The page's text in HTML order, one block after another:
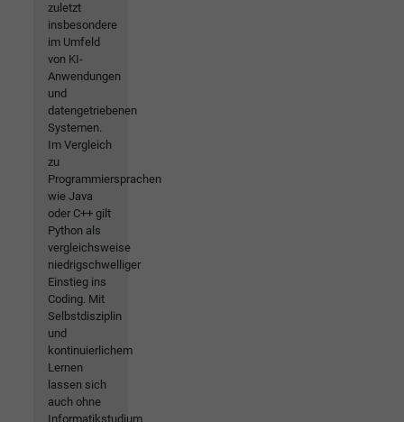
zuletzt
insbesondere
im Umfeld
von KI-
Anwendungen
und
datengetriebenen
Systemen.
Im Vergleich
zu
Programmiersprachen
wie Java
oder C++ gilt
Python als
vergleichsweise
niedrigschwelliger
Einstieg ins
Coding. Mit
Selbstdisziplin
und
kontinuierlichem
Lernen
lassen sich
auch ohne
Informatikstudium